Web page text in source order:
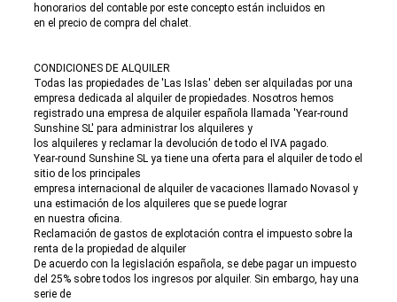
honorarios del contable por este concepto están incluidos en
en el precio de compra del chalet.
CONDICIONES DE ALQUILER
Todas las propiedades de 'Las Islas' deben ser alquiladas por una
empresa dedicada al alquiler de propiedades. Nosotros hemos
registrado una empresa de alquiler española llamada 'Year-round
Sunshine SL' para administrar los alquileres y
los alquileres y reclamar la devolución de todo el IVA pagado.
Year-round Sunshine SL ya tiene una oferta para el alquiler de todo el
sitio de los principales
empresa internacional de alquiler de vacaciones llamado Novasol y
una estimación de los alquileres que se puede lograr
en nuestra oficina.
Reclamación de gastos de explotación contra el impuesto sobre la
renta de la propiedad de alquiler
De acuerdo con la legislación española, se debe pagar un impuesto
del 25% sobre todos los ingresos por alquiler. Sin embargo, hay una
serie de